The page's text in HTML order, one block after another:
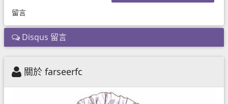
留言
Disqus 留言
關於 farseerfc